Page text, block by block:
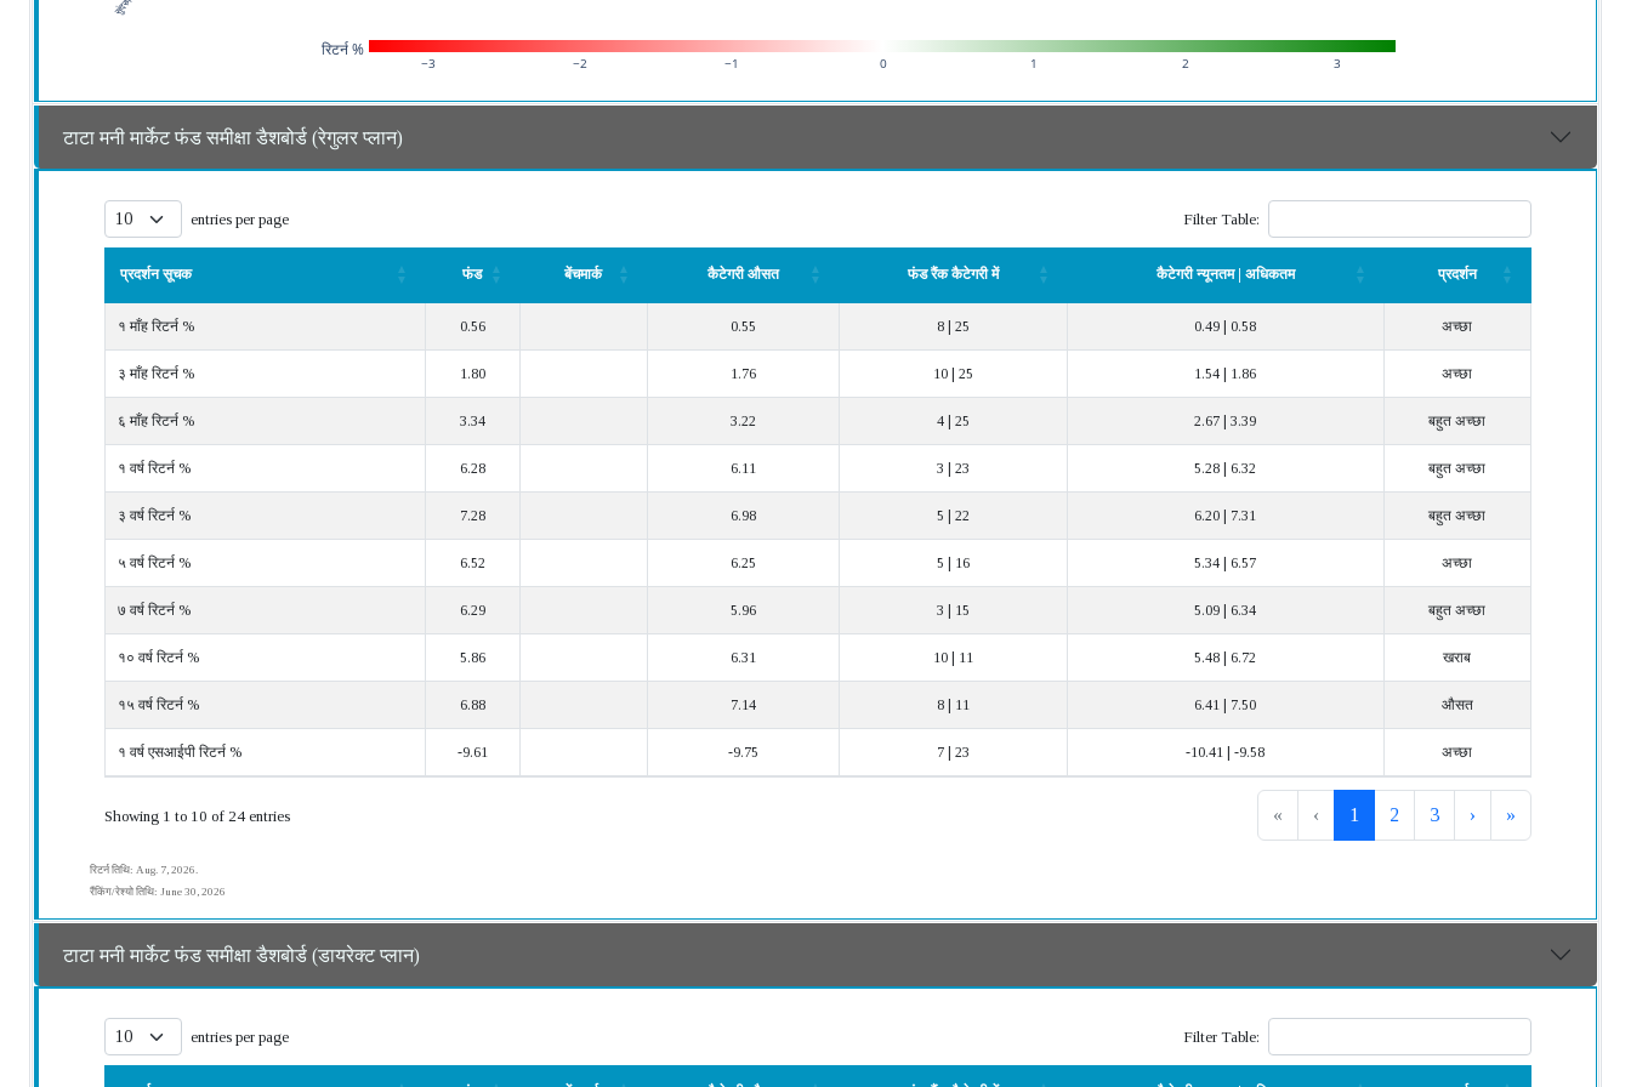
−3 −2 −1 0 1 2 3
रिटर्न %
टाटा मनी मार्केट फंड समीक्षा डैशबोर्ड (रेगुलर प्लान)
entries per page Filter Table:
प्रदर्शन सूचक फंड बेंचमार्क कैटेगरी औसत फंड रैंक कैटेगरी में कैटेगरी न्यूनतम | अधिकतम प्रदर्शन
१ माँह रिटर्न % 0.56 0.55 8 | 25 0.49 | 0.58 अच्छा
३ माँह रिटर्न % 1.80 1.76 10 | 25 1.54 | 1.86 अच्छा
६ माँह रिटर्न % 3.34 3.22 4 | 25 2.67 | 3.39 बहुत अच्छा
१ वर्ष रिटर्न % 6.28 6.11 3 | 23 5.28 | 6.32 बहुत अच्छा
३ वर्ष रिटर्न % 7.28 6.98 5 | 22 6.20 | 7.31 बहुत अच्छा
५ वर्ष रिटर्न % 6.52 6.25 5 | 16 5.34 | 6.57 अच्छा
७ वर्ष रिटर्न % 6.29 5.96 3 | 15 5.09 | 6.34 बहुत अच्छा
१० वर्ष रिटर्न % 5.86 6.31 10 | 11 5.48 | 6.72 खराब
१५ वर्ष रिटर्न % 6.88 7.14 8 | 11 6.41 | 7.50 औसत
१ वर्ष एसआईपी रिटर्न % -9.61 -9.75 7 | 23 -10.41 | -9.58 अच्छा
Showing 1 to 10 of 24 entries « ‹ 1 2 3 › »
रिटर्न तिथि: Aug. 7, 2026.
रैंकिंग/रेश्यो तिथि: June 30, 2026
टाटा मनी मार्केट फंड समीक्षा डैशबोर्ड (डायरेक्ट प्लान)
entries per page Filter Table: